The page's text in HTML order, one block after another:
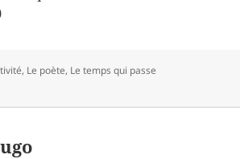
, Le poète, Le temps qui passe